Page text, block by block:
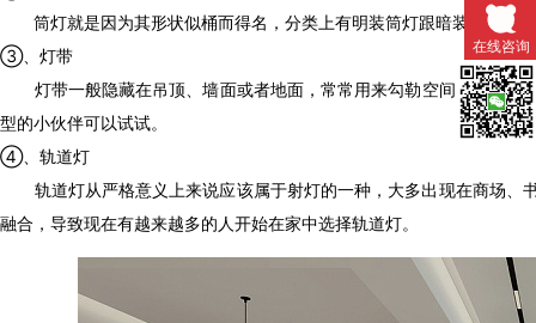
筒灯就是因为其形状似桶而得名，分类上有明装筒灯跟暗装筒灯。
③、灯带
灯带一般隐藏在吊顶、墙面或者地面，常常用来勾勒空间轮廓，典
型的小伙伴可以试试。
④、轨道灯
轨道灯从严格意义上来说应该属于射灯的一种，大多出现在商场、
融合，导致现在有越来越多的人开始在家中选择轨道灯。
在线咨询
微信扫一扫